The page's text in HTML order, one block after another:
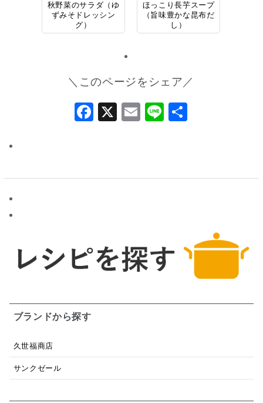
秋野菜のサラダ（ゆ
ずみそドレッシン
グ）
ほっこり長芋スープ
（旨味豊かな昆布だ
し）
＼このページをシェア／
Facebook
X Email
Line
ブランドから探す
久世福商店
サンクゼール